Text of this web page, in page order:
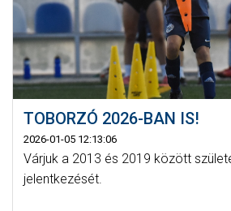
TOBORZÓ 2026-BAN IS!
2026-01-05 12:13:06
Várjuk a 2013 és 2019 között
jelentkezését.